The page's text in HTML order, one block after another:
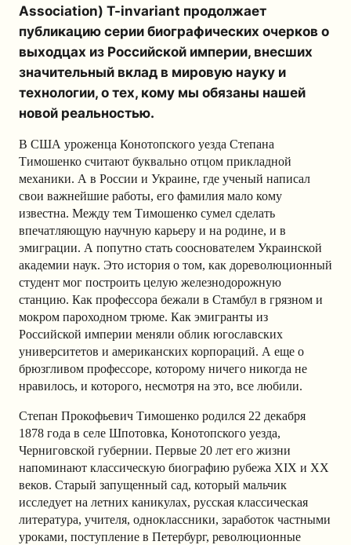
Association) T-invariant продолжает
публикацию серии биографических очерков о
выходцах из Российской империи, внесших
значительный вклад в мировую науку и
технологии, о тех, кому мы обязаны нашей
новой реальностью.
В США уроженца Конотопского уезда Степана
Тимошенко считают буквально отцом прикладной
механики. А в России и Украине, где ученый написал
свои важнейшие работы, его фамилия мало кому
известна. Между тем Тимошенко сумел сделать
впечатляющую научную карьеру и на родине, и в
эмиграции. А попутно стать сооснователем Украинской
академии наук. Это история о том, как дореволюционный
студент мог построить целую железнодорожную
станцию. Как профессора бежали в Стамбул в грязном и
мокром пароходном трюме. Как эмигранты из
Российской империи меняли облик югославских
университетов и американских корпораций. А еще о
брюзгливом профессоре, которому ничего никогда не
нравилось, и которого, несмотря на это, все любили.
Степан Прокофьевич Тимошенко родился 22 декабря
1878 года в селе Шпотовка, Конотопского уезда,
Черниговской губернии. Первые 20 лет его жизни
напоминают классическую биографию рубежа XIX и XX
веков. Старый запущенный сад, который мальчик
исследует на летних каникулах, русская классическая
литература, учителя, одноклассники, заработок частными
уроками, поступление в Петербург, революционные